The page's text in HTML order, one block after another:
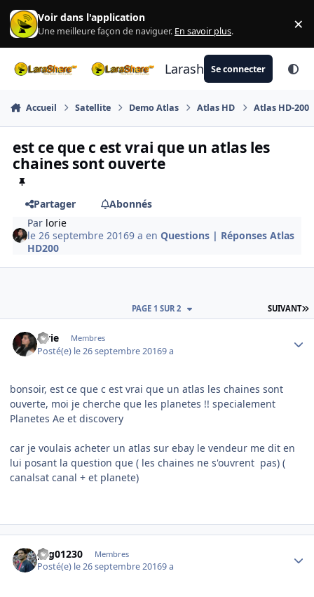
Aller au contenu
Voir dans l'application
Une meilleure façon de naviguer. En savoir plus. ×
LarashareSe connecter
Accueil Satellite Demo Atlas Atlas HD Atlas HD-200
est ce que c est vrai que un atlas les
chaines sont ouverte
Partager
Abonnés
Par lorie
le 26 septembre 20169 a enQuestions | Réponses Atlas
HD200
SUIVANT
PAGE 1 SUR 2
lorie Membres
Posté(e) le 26 septembre 20169 a
bonsoir, est ce que c est vrai que un atlas les chaines sont
ouverte, moi je cherche que les planetes !! specialement
Planetes Ae et discovery
car je voulais acheter un atlas sur ebay le vendeur me dit en
lui posant la question que ( les chaines ne s'ouvrent pas) (
canalsat canal + et planete)
psg01230 Membres
Posté(e) le 26 septembre 20169 a